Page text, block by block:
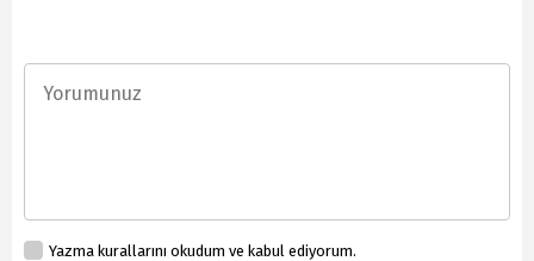
Yazma kurallarını okudum ve kabul ediyorum.